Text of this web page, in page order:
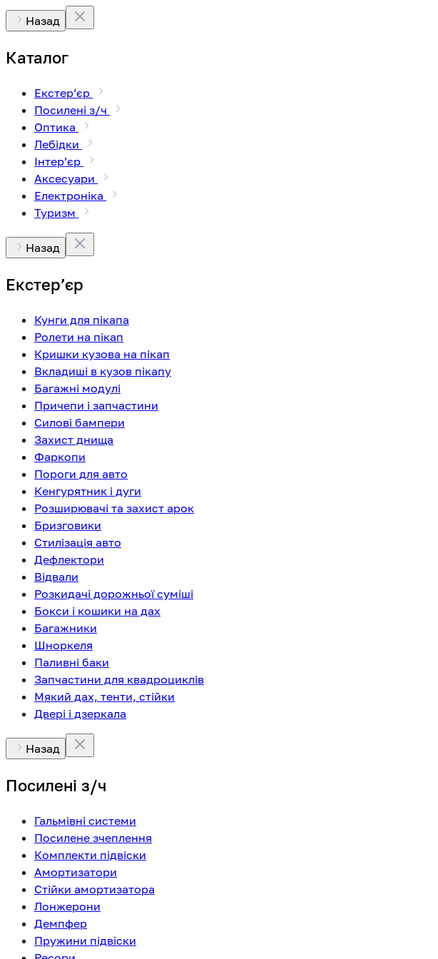
Назад
Каталог
Екстерʼєр
Посилені з/ч
Оптика
Лебідки
Інтерʼєр
Аксесуари
Електроніка
Туризм
Назад
Екстерʼєр
Кунги для пікапа
Ролети на пікап
Кришки кузова на пікап
Вкладиші в кузов пікапу
Багажні модулі
Причепи і запчастини
Силові бампери
Захист днища
Фаркопи
Пороги для авто
Кенгурятник і дуги
Розширювачі та захист арок
Бризговики
Стилізація авто
Дефлектори
Відвали
Розкидачі дорожньої суміші
Бокси і кошики на дах
Багажники
Шноркеля
Паливні баки
Запчастини для квадроциклів
Мякий дах, тенти, стійки
Двері і дзеркала
Назад
Посилені з/ч
Гальмівні системи
Посилене зчеплення
Комплекти підвіски
Амортизатори
Стійки амортизатора
Лонжерони
Демпфер
Пружини підвіски